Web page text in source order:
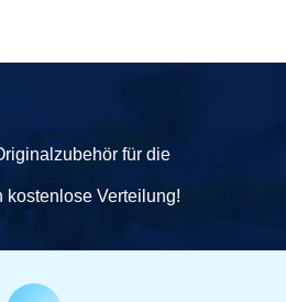
für die
kostenlose Verteilung!